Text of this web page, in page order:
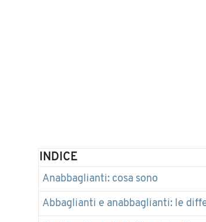
INDICE
Anabbaglianti: cosa sono
Abbaglianti e anabbaglianti: le